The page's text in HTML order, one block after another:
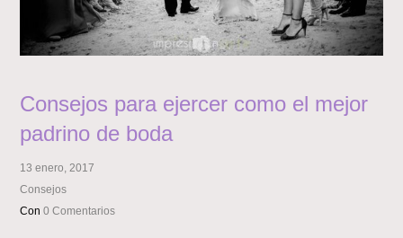
Consejos para ejercer como el mejor
padrino de boda
13 enero, 2017
Consejos
Con0 Comentarios